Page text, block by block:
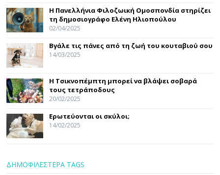
Η Πανελλήνια Φιλοζωική Ομοσπονδία στηρίζει
τη δημοσιογράφο Ελένη Ηλιοπούλου
02/04/2025
Βγάλε τις πάνες από τη ζωή του κουταβιού σου
14/03/2025
Η Τσικνοπέμπτη μπορεί να βλάψει σοβαρά
τους τετράποδους
20/02/2025
Ερωτεύονται οι σκύλοι;
14/02/2025
ΔΗΜΟΦΙΛΕΣΤΕΡΑ TAGS